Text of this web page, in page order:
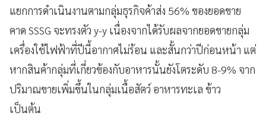
แยกการดำเนินงานตามกลุ่มธุรกิจค้าส่ง 56% ของยอดขาย
คาด SSSG จะทรงตัว y-y เนื่องจากได้รับผลจากยอดขายกลุ่ม
เครื่องใช้ไฟฟ้าที่ปีนี้อากาศไม่ร้อน และสั้นกว่าปีก่อนหน้า แต่
หากสินค้ากลุ่มที่เกี่ยวข้องกับอาหารนั้นยังโตระดับ 8-9% จาก
ปริมาณขายเพิ่มขึ้นในกลุ่มเนื้อสัตว์ อาหารทะเล ข้าว
เป็นต้น